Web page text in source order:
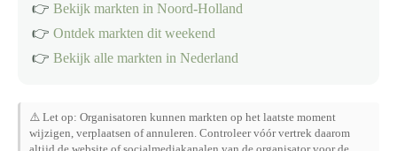
👉 Bekijk markten in Noord-Holland
👉 Ontdek markten dit weekend
👉 Bekijk alle markten in Nederland
⚠️ Let op: Organisatoren kunnen markten op het laatste moment
wijzigen, verplaatsen of annuleren. Controleer vóór vertrek daarom